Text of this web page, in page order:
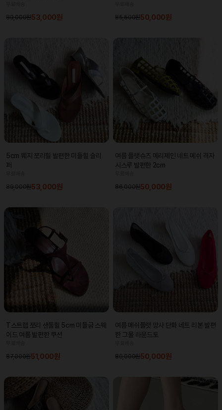
89,000원53,000원 85,500원50,000원
5cm 웨지 쪼리힐 발편한 미들힐 슬리
퍼
89,000원53,000원
여름 플랫슈즈 메리제인 네트 메쉬 격자
시스루 발편한 2cm
86,000원50,000원
T스트랩 쪼리 샌들힐 5cm 미들굽 스웨
이드 여름 발편한 쿠션
87,000원51,000원
여름 메쉬플랫 망사 단화 네트 리본 발편
한 그물 라운드토
86,000원50,000원